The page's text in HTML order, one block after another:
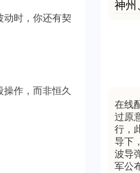
时，你还有契
作，而非恒久
期
神州
在线
过原
行，
导下
波导
军公